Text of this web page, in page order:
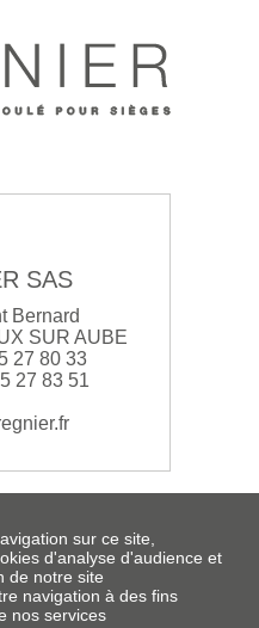
sur ce site,
d'analyse d'audience et
de notre site
navigation à des fins
nos services
SAS
Bernard
SUR AUBE
27 80 33
27 83 51